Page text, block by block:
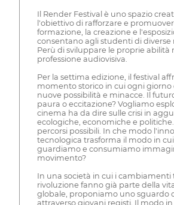
Il Render Festival è uno spazio
l'obiettivo di rafforzare e
formazione, la creazione e
consentano agli studenti di diverse
Perù di sviluppare le proprie abilità
professione audiovisiva.
Per la settima edizione, il festival
momento storico in cui ogni
nuove possibilità e minacce. Il
paura o eccitazione? Vogliamo
cinema ha da dire sulle crisi in
ecologiche, economiche e
percorsi possibili. In che modo
tecnologica trasforma il modo in
guardiamo e consumiamo
movimento?
In una società in cui i cambiamenti
rivoluzione fanno già parte della
globale, proponiamo uno sguardo
attraverso giovani registi. Il modo in